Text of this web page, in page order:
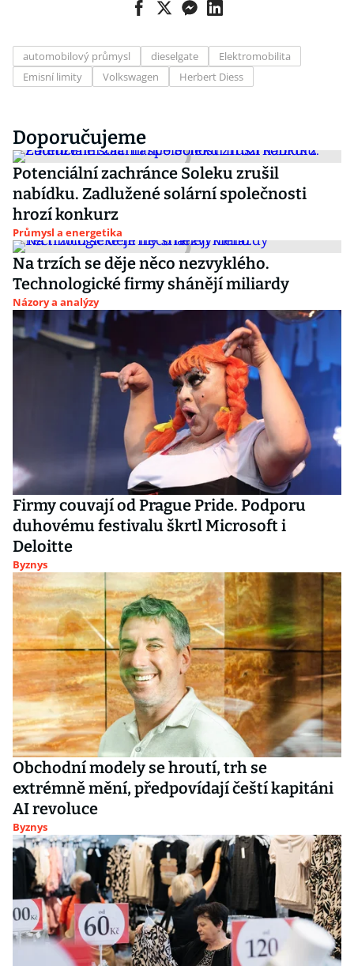
automobilový průmysl dieselgate
Elektromobilita
Emisní limity
Volkswagen Herbert Diess
Doporučujeme
Potenciální zachránce Soleku zrušil
nabídku. Zadlužené solární společnosti
hrozí konkurz
Průmysl a energetika
Na trzích se děje něco nezvyklého.
Technologické firmy shánějí miliardy
Názory a analýzy
Firmy couvají od Prague Pride. Podporu
duhovému festivalu škrtl Microsoft i
Deloitte
Byznys
Obchodní modely se hroutí, trh se
extrémně mění, předpovídají čeští kapitáni
AI revoluce
Byznys